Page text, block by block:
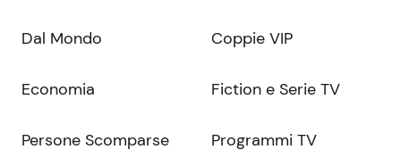
Dal Mondo
Economia
Persone Scomparse
Coppie VIP
Fiction e Serie TV
Programmi TV